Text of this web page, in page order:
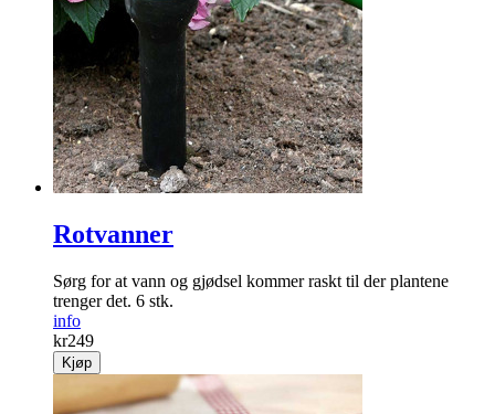
Rotvanner
Sørg for at vann og gjødsel kommer raskt til der plantene
trenger det. 6 stk.
info
kr249
Kjøp